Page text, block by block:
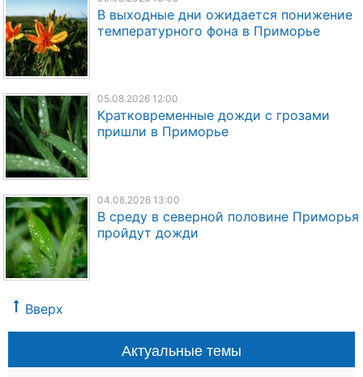
В выходные дни ожидается понижение
температурного фона в Приморье
05.08.2026 12:00
Кратковременные дожди с грозами
пришли в Приморье
04.08.2026 13:00
В среду в северной половине Приморья
пройдут дожди
Вверх
Актуальные темы